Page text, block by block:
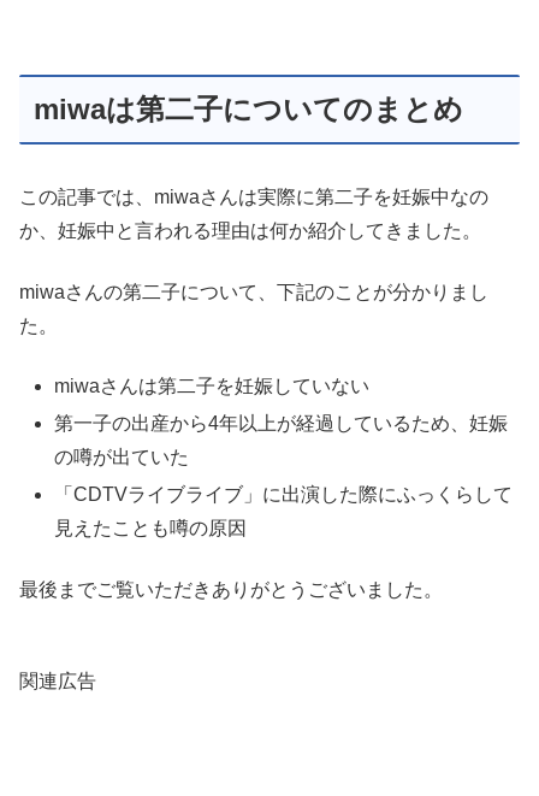
miwaは第二子についてのまとめ
この記事では、miwaさんは実際に第二子を妊娠中なの
か、妊娠中と言われる理由は何か紹介してきました。
miwaさんの第二子について、下記のことが分かりまし
た。
miwaさんは第二子を妊娠していない
第一子の出産から4年以上が経過しているため、妊娠
の噂が出ていた
「CDTVライブライブ」に出演した際にふっくらして
見えたことも噂の原因
最後までご覧いただきありがとうございました。
関連広告